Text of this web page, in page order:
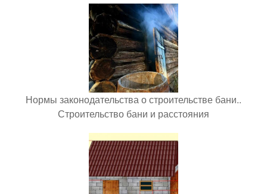
Нормы законодательства о строительстве бани..
Строительство бани и расстояния